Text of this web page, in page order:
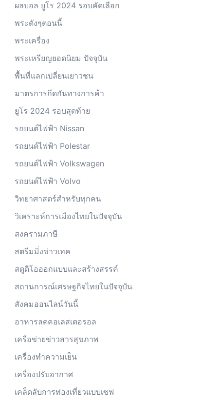
ผลบอล ยูโร 2024 รอบคัดเลือก
พระดังๆตอนนี้
พระเครื่อง
พระเหรียญยอดนิยม ปัจจุบัน
พื้นที่แลกเปลี่ยนเยาวชน
มาตรการกีดกันทางการค้า
ยูโร 2024 รอบสุดท้าย
รถยนต์ไฟฟ้า Nissan
รถยนต์ไฟฟ้า Polestar
รถยนต์ไฟฟ้า Volkswagen
รถยนต์ไฟฟ้า Volvo
วิทยาศาสตร์สำหรับทุกคน
วิเคราะห์การเมืองไทยในปัจจุบัน
สงครามภาษี
สตรีมมิ่งข่าวเทค
สตูดิโอออกแบบและสร้างสรรค์
สถานการณ์เศรษฐกิจไทยในปัจจุบัน
สังคมออนไลน์วันนี้
อาหารลดคอเลสเตอรอล
เครือข่ายข่าวสารสุขภาพ
เครื่องทำความเย็น
เครื่องปรับอากาศ
เคล็ดลับการท่องเที่ยวแบบเซฟ